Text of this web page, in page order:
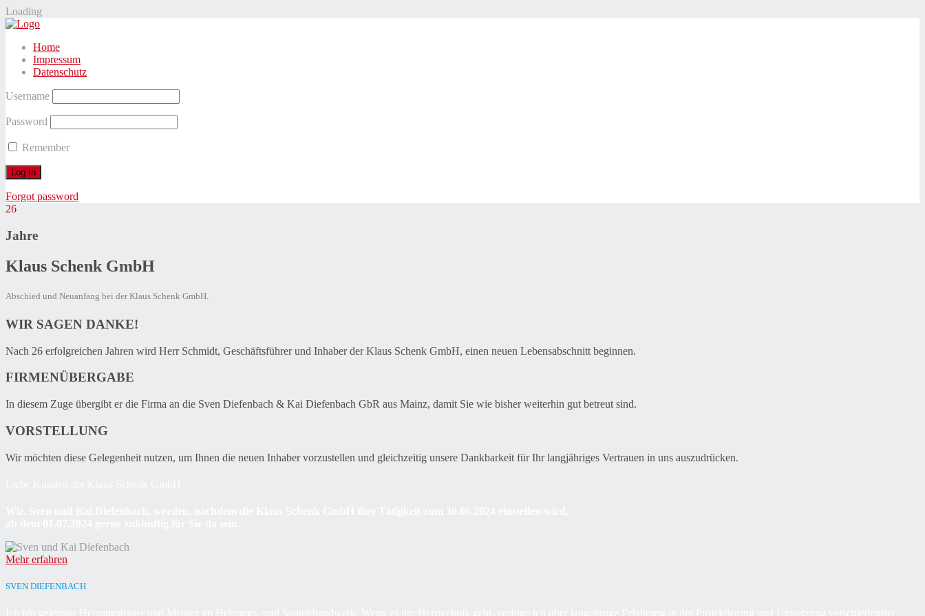
Loading
Home
Impressum
Datenschutz
Username
Password
Remember
Forgot password
Skip
content
26
Jahre
Klaus Schenk GmbH
Abschied und Neuanfang bei der Klaus Schenk GmbH.
WIR SAGEN DANKE!
Nach 26 erfolgreichen Jahren wird Herr Schmidt, Geschäftsführer und Inhaber der Klaus Schenk GmbH, einen neuen Lebensabschnitt beginnen.
FIRMENÜBERGABE
In diesem Zuge übergibt er die Firma an die Sven Diefenbach & Kai Diefenbach GbR aus Mainz, damit Sie wie bisher weiterhin gut betreut sind.
VORSTELLUNG
Wir möchten diese Gelegenheit nutzen, um Ihnen die neuen Inhaber vorzustellen und gleichzeitig unsere Dankbarkeit für Ihr langjähriges Vertrauen in uns auszudrücken.
Mehr erfahren
SVEN DIEFENBACH